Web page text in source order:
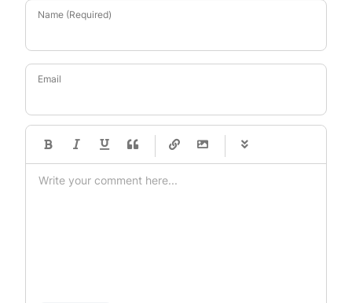
Name (Required)
Email
-
-
-
-